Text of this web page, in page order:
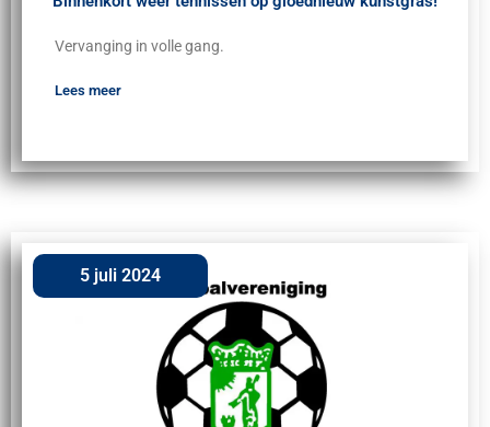
Vervanging in volle gang.
Lees meer
5 juli 2024